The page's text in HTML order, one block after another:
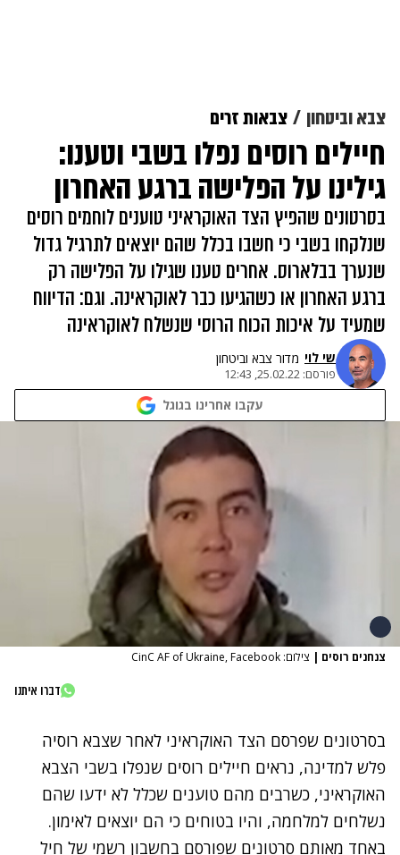
צבא וביטחון צבאות זרים
חיילים רוסים נפלו בשבי וטענו:
גילינו על הפלישה ברגע האחרון
בסרטונים שהפיץ הצד האוקראיני טוענים לוחמים רוסים
שנלקחו בשבי כי חשבו בכלל שהם יוצאים לתרגיל גדול
שנערך בבלארוס. אחרים טענו שגילו על הפלישה רק
ברגע האחרון או כשהגיעו כבר לאוקראינה. וגם: הדיווח
שמעיד על איכות הכוח הרוסי שנשלח לאוקראינה
שי לוי מדור צבא וביטחון
פורסם: 25.02.22, 12:43
עקבו אחרינו בגוגל
צנחנים רוסים | צילום: CinC AF of Ukraine, Facebook
דברו איתנו
בסרטונים שפרסם הצד האוקראיני לאחר שצבא רוסיה
פלש למדינה, נראים חיילים רוסים שנפלו בשבי הצבא
האוקראיני, כשרבים מהם טוענים שכלל לא ידעו שהם
נשלחים למלחמה, והיו בטוחים כי הם יוצאים לאימון.
באחד מאותם סרטונים שפורסם בחשבון רשמי של חיל